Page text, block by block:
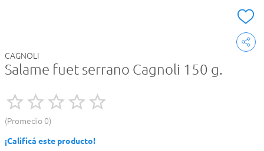
CAGNOLI
Salame fuet serrano Cagnoli 150 g.
Promedio 0
¡Calificá este producto!